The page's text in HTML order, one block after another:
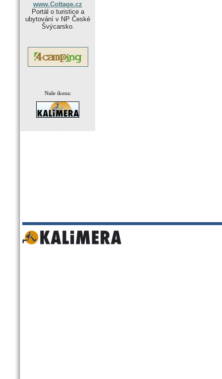
www.Cottage.cz
Portál o turistice a
ubytování v NP České
Švýcarsko.
Naše ikona: